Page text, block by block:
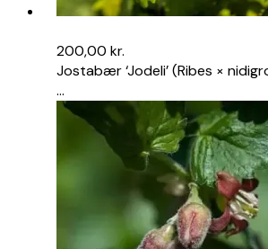
200,00 kr.
Jostabær ‘Jodeli’ (Ribes ×
…